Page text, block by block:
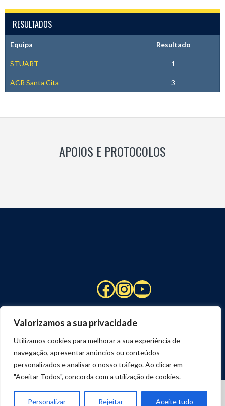
Valorizamos a sua privacidade
Utilizamos cookies para melhorar a sua experiência de
navegação, apresentar anúncios ou conteúdos
personalizados e analisar o nosso tráfego. Ao clicar em
"Aceitar Todos", concorda com a utilização de cookies.
Personalizar Rejeitar Aceite tudo
RESULTADOS
Equipa Resultado
STUART 1
ACR Santa Cita 3
APOIOS E PROTOCOLOS
Facebook
Instagram
YouTube
DESENVOLVIDO POR
JOSEXAVIER.COM